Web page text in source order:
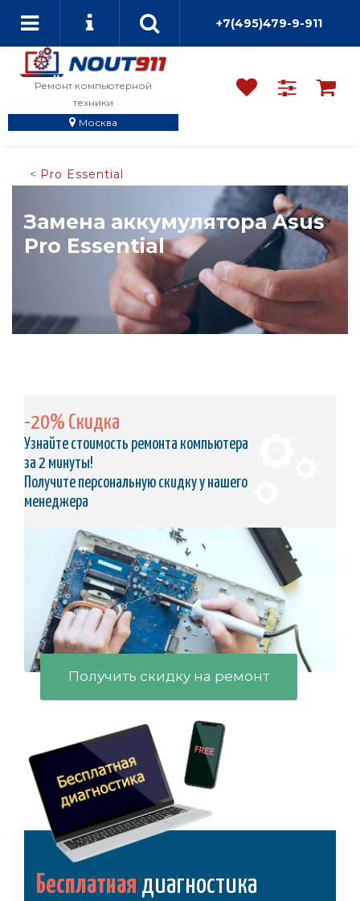
+7(495)479-9-911
Ремонт компьютерной
техники
Москва
Pro Essential
Замена аккумулятора Asus
Pro Essential
-20% Скидка
Узнайте стоимость ремонта компьютера
за 2 минуты!
Получите персональную скидку у нашего
менеджера
Получить скидку на ремонт
Бесплатная диагностика